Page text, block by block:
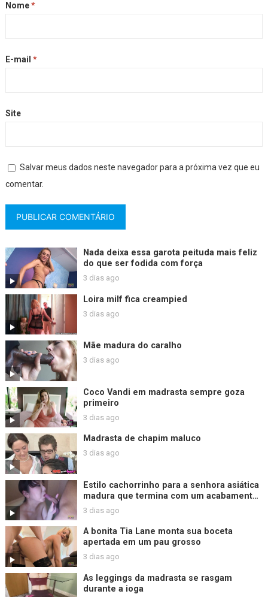
Nome*
E-mail *
Site
Salvar meus dados neste navegador para a próxima vez que eu
comentar.
Nada deixa essa garota peituda mais feliz
do que ser fodida com força
3 dias ago
Loira milf fica creampied
3 dias ago
Mãe madura do caralho
3 dias ago
Coco Vandi em madrasta sempre goza
primeiro
3 dias ago
Madrasta de chapim maluco
3 dias ago
Estilo cachorrinho para a senhora asiática
madura que termina com um acabamento
de creme desleixado
3 dias ago
A bonita Tia Lane monta sua boceta
apertada em um pau grosso
3 dias ago
As leggings da madrasta se rasgam
durante a ioga